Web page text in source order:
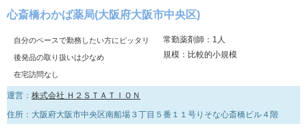
心斎橋わかば薬局(大阪府大阪市中央区)
自分のペースで勤務したい方にピッタリ
後発品の取り扱いは少なめ
在宅訪問なし
常勤薬剤師：1人
規模：比較的小規模
運営： 株式会社 Ｈ２ＳＴＡＴＩＯＮ
住所：大阪府大阪市中央区南船場３丁目５番１１号りそな心斎橋ビル４階